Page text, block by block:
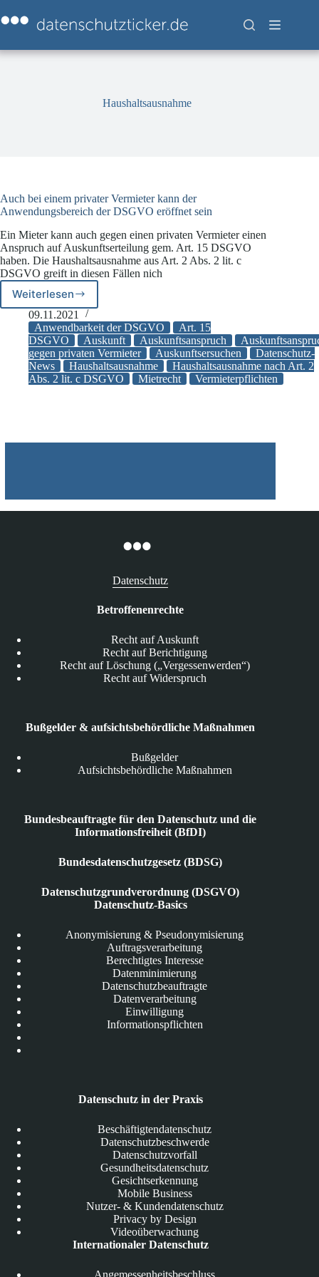
Inhalt
springen
Haushaltsausnahme
Auch bei einem privater Vermieter kann der
Anwendungsbereich der DSGVO eröffnet sein
Ein Mieter kann auch gegen einen privaten Vermieter einen
Anspruch auf Auskunftserteilung gem. Art. 15 DSGVO
haben. Die Haushaltsausnahme aus Art. 2 Abs. 2 lit. c
DSGVO greift in diesen Fällen nich
Weiterlesen
Auch
bei
einem
privater
Vermieter
kann
der
09.11.2021
Anwendbarkeit der DSGVO
Art. 15
DSGVO
Auskunft Auskunftsanspruch
gegen privaten Vermieter
Auskunftsersuchen
Datenschutz-
News
Haushaltsausnahme
Haushaltsausnahme nach Art. 2
Abs. 2 lit. c DSGVO
Mietrecht Vermieterpflichten
Datenschutz
Betroffenenrechte
Recht auf Auskunft
Recht auf Berichtigung
Recht auf Löschung („Vergessenwerden“)
Recht auf Widerspruch
Bußgelder & aufsichtsbehördliche Maßnahmen
Bußgelder
Aufsichtsbehördliche Maßnahmen
Bundesbeauftragte für den Datenschutz und die
Informationsfreiheit (BfDI)
Bundesdatenschutzgesetz (BDSG)
Datenschutzgrundverordnung (DSGVO)
Datenschutz-Basics
Anonymisierung & Pseudonymisierung
Auftragsverarbeitung
Berechtigtes Interesse
Datenminimierung
Datenschutzbeauftragte
Datenverarbeitung
Einwilligung
Informationspflichten
Datenschutz in der Praxis
Beschäftigtendatenschutz
Datenschutzbeschwerde
Datenschutzvorfall
Gesundheitsdatenschutz
Gesichtserkennung
Mobile Business
Nutzer- & Kundendatenschutz
Privacy by Design
Videoüberwachung
Internationaler Datenschutz
Angemessenheitsbeschluss